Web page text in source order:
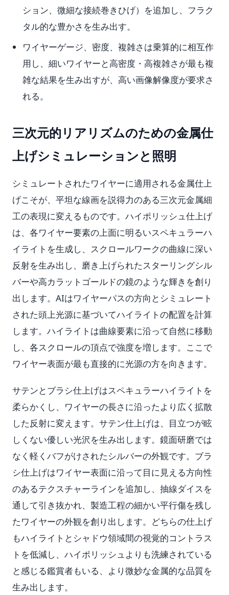
ション、微細な接続巻きひげ）を追加し、フラク
タル的な豊かさを生み出す。
ワイヤーゲージ、密度、複雑さは乗算的に相互作
用し、細いワイヤーと高密度・高複雑さが最も複
雑な結果を生み出すが、高い画像解像度が要求さ
れる。
三次元的リアリズムのための金属仕
上げシミュレーションと照明
シミュレートされたワイヤーに適用される金属仕上
げこそが、平坦な線画を説得力のある三次元金属細
工の表現に変えるものです。ハイポリッシュ仕上げ
は、各ワイヤー要素の上面に明るいスペキュラーハ
イライトを生成し、スクロールワークの曲線に深い
反射を生み出し、磨き上げられたスターリングシル
バーや高カラットゴールドの鏡のような輝きを創り
出します。AIはワイヤーパスの方向とシミュレート
された頭上光源に基づいてハイライトの配置を計算
します。ハイライトは曲線要素に沿って自然に移動
し、各スクロールの頂点で強度を増します。ここで
ワイヤー表面が最も直接的に光源の方を向きます。
サテンとブラシ仕上げはスペキュラーハイライトを
柔らかくし、ワイヤーの長さに沿ったより広く拡散
した反射に変えます。サテン仕上げは、目立つが眩
しくない優しい光沢を生み出します。鏡面研磨では
なく軽くバフがけされたシルバーの外観です。ブラ
シ仕上げはワイヤー表面に沿って目に見える方向性
のあるテクスチャーラインを追加し、抽線ダイスを
通して引き抜かれ、製造工程の細かい平行傷を残し
たワイヤーの外観を創り出します。どちらの仕上げ
もハイライトとシャドウ領域間の視覚的コントラス
トを低減し、ハイポリッシュよりも洗練されている
と感じる鑑賞者もいる、より微妙な金属的な品質を
生み出します。